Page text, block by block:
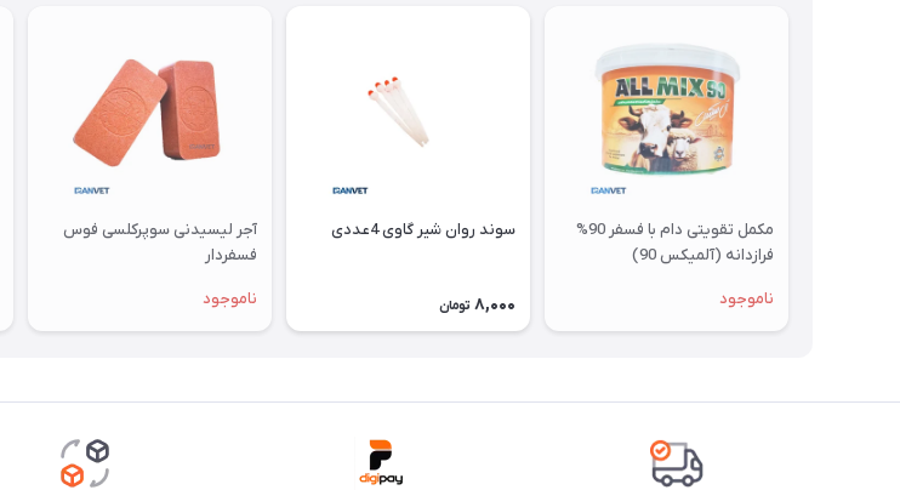
مکمل تقویتی دام با فسفر 90%
فرازدانه (آلمیکس 90)
ناموجود
سوند روان شیر گاوی 4عددی
8,000 تومان
آجر لیسیدنی سوپرکلسی فوس
فسفردار
ناموجود